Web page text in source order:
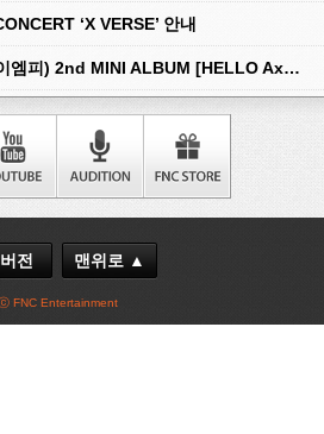
‘X VERSE’ 안내
[예약 판매] AxMxP (에이엠피) 2nd MINI ALBUM [HELLO AxMxP] 예약 판매 안내
전 맨위로 ▲
FNC Entertainment